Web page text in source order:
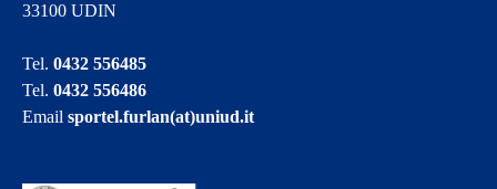
33100 UDIN
Tel.0432 556485
Tel.0432 556486
Emailsportel.furlan(at)uniud.it